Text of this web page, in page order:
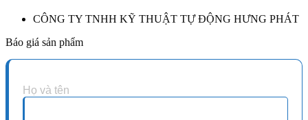
CÔNG TY TNHH KỸ THUẬT TỰ ĐỘNG HƯNG PHÁT
Báo giá sản phẩm
Họ và tên